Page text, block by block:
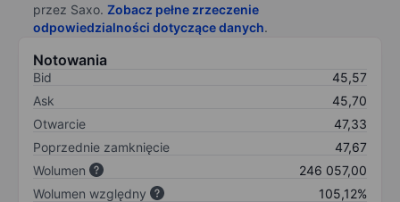
przez Saxo. Zobacz pełne zrzeczenie
odpowiedzialności dotyczące danych.
Notowania
Bid
45,57
Ask
45,70
Otwarcie
47,33
Poprzednie zamknięcie
47,67
Wolumen
246 057,00
Wolumen względny
105,12%